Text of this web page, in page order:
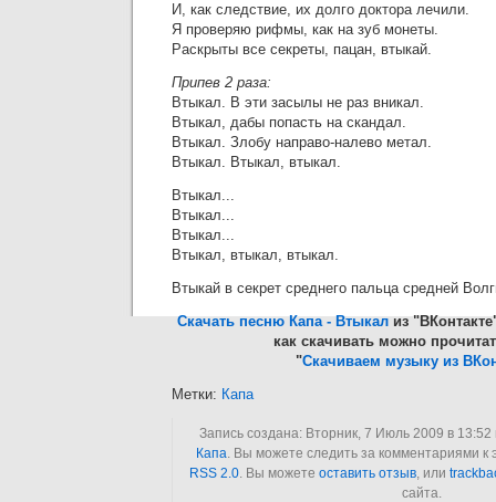
И, как следствие, их долго доктора лечили.
Я проверяю рифмы, как на зуб монеты.
Раскрыты все секреты, пацан, втыкай.
Припев 2 раза:
Втыкал. В эти засылы не раз вникал.
Втыкал, дабы попасть на скандал.
Втыкал. Злобу направо-налево метал.
Втыкал. Втыкал, втыкал.
Втыкал...
Втыкал...
Втыкал...
Втыкал, втыкал, втыкал.
Втыкай в секрет среднего пальца средней
Скачать песню Капа - Втыкализ
как скачивать можно
"Скачиваем музыку из
Метки: Капа
Запись создана: Вторник, 7 Июль 2009 в 13:52
Капа. Вы можете следить за комментариями к
RSS 2.0. Вы можете оставить отзыв, или
сайта.